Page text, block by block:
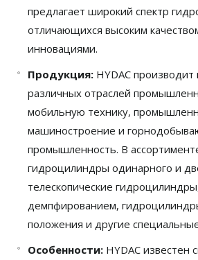
предлагает широкий спектр
отличающихся высоким
инновациями.
Продукция: HYDAC
различных отраслей
мобильную технику,
машиностроение и
промышленность. В
гидроцилиндры одинарного и
телескопические
демпфированием,
положения и другие
Особенности: HYDAC